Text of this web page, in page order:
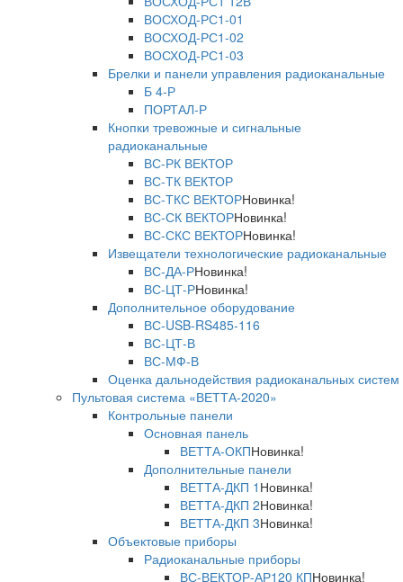
ВОСХОД-РС1-01
ВОСХОД-РС1-02
ВОСХОД-РС1-03
Брелки и панели управления радиоканальные
Б 4-Р
ПОРТАЛ-Р
Кнопки тревожные и сигнальные
радиоканальные
ВС-РК ВЕКТОР
ВС-ТК ВЕКТОР
ВС-ТКС ВЕКТОРНовинка!
ВС-СК ВЕКТОРНовинка!
ВС-СКС ВЕКТОРНовинка!
Извещатели технологические радиоканальные
ВС-ДА-РНовинка!
ВС-ЦТ-РНовинка!
Дополнительное оборудование
ВС-USB-RS485-116
ВС-ЦТ-В
ВС-МФ-В
Оценка дальнодействия радиоканальных систем
Пультовая система «ВЕТТА-2020»
Контрольные панели
Основная панель
ВЕТТА-ОКПНовинка!
Дополнительные панели
ВЕТТА-ДКП 1 Новинка!
ВЕТТА-ДКП 2Новинка!
ВЕТТА-ДКП 3Новинка!
Объектовые приборы
Радиоканальные приборы
ВС-ВЕКТОР-АР120 КПНовинка!